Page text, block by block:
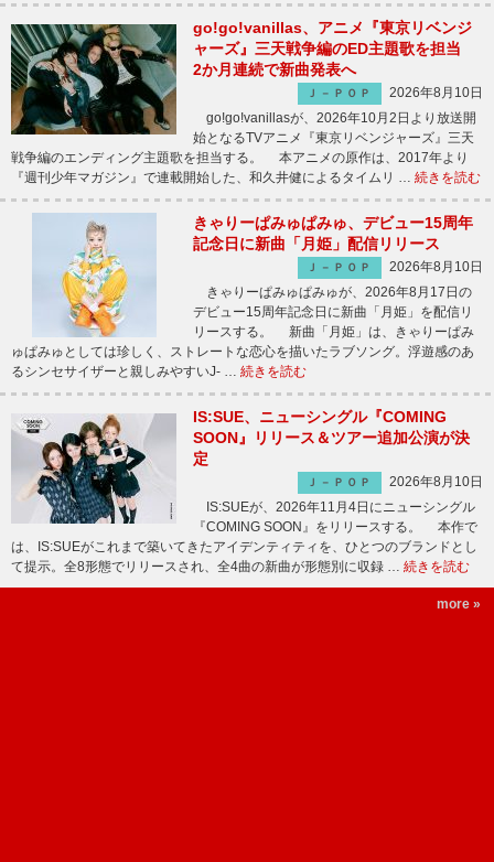
go!go!vanillas、アニメ『東京リベンジ
ャーズ』三天戦争編のED主題歌を担当
2か月連続で新曲発表へ
Ｊ－ＰＯＰ
2026年8月10日
go!go!vanillasが、2026年10月2日より放送開
始となるTVアニメ『東京リベンジャーズ』三天
戦争編のエンディング主題歌を担当する。 本アニメの原作は、2017年より
『週刊少年マガジン』で連載開始した、和久井健によるタイムリ … 続きを読む
きゃりーぱみゅぱみゅ、デビュー15周年
記念日に新曲「月姫」配信リリース
Ｊ－ＰＯＰ
2026年8月10日
きゃりーぱみゅぱみゅが、2026年8月17日の
デビュー15周年記念日に新曲「月姫」を配信リ
リースする。 新曲「月姫」は、きゃりーぱみ
ゅぱみゅとしては珍しく、ストレートな恋心を描いたラブソング。浮遊感のあ
るシンセサイザーと親しみやすいJ- … 続きを読む
IS:SUE、ニューシングル『COMING
SOON』リリース＆ツアー追加公演が決
定
Ｊ－ＰＯＰ
2026年8月10日
IS:SUEが、2026年11月4日にニューシングル
『COMING SOON』をリリースする。 本作で
は、IS:SUEがこれまで築いてきたアイデンティティを、ひとつのブランドとし
て提示。全8形態でリリースされ、全4曲の新曲が形態別に収録 … 続きを読む
more »